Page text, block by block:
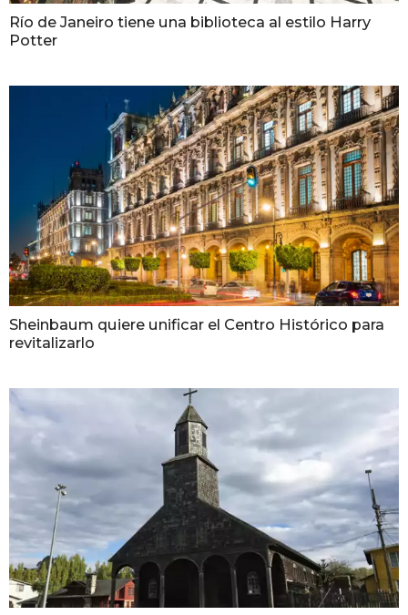
Río de Janeiro tiene una biblioteca al estilo Harry
Potter
Sheinbaum quiere unificar el Centro Histórico para
revitalizarlo